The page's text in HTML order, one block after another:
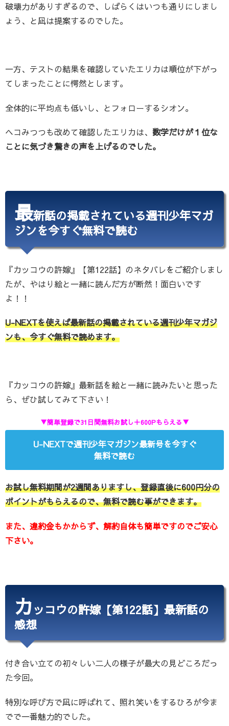
破壊力がありすぎるので、しばらくはいつも通りにしまし
ょう、と凪は提案するのでした。
一方、テストの結果を確認していたエリカは順位が下がっ
てしまったことに愕然とします。
全体的に平均点も低いし、とフォローするシオン。
ヘコみつつも改めて確認したエリカは、 数学だけが１位な
ことに気づき驚きの声を上げるのでした。
最新話の掲載されている週刊少年マガ
ジンを今すぐ無料で読む
『カッコウの許嫁』【第122話】のネタバレをご紹介しまし
たが、やはり絵と一緒に読んだ方が断然！面白いです
よ！！
U-NEXTを使えば最新話の掲載されている週刊少年マガジ
ンも、今すぐ無料で読めます。
『カッコウの許嫁』最新話を絵と一緒に読みたいと思った
ら、ぜひ試してみて下さい！
▼簡単登録で31日間無料お試し＋600Pもらえる▼
U-NEXTで週刊少年マガジン最新号を今すぐ
無料で読む
お試し無料期間が2週間ありますし、登録直後に600円分の
ポイントがもらえるので、無料で読む事ができます。
また、違約金もかからず、解約自体も簡単ですのでご安心
下さい。
カッコウの許嫁【第122話】最新話の
感想
付き合い立ての初々しい二人の様子が最大の見どころだっ
た今回。
特別な呼び方で凪に呼ばれて、照れ笑いをするひろが今ま
でで一番魅力的でした。